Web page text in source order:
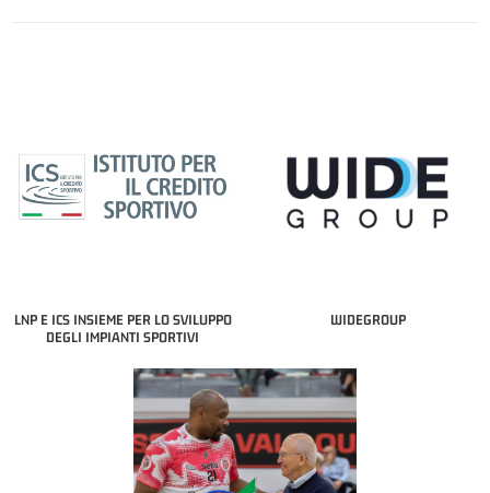
LNP E ICS INSIEME PER LO SVILUPPO
DEGLI IMPIANTI SPORTIVI
WIDEGROUP